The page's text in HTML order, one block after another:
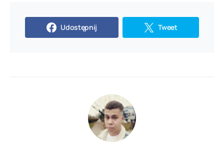
Udostępnij Tweet